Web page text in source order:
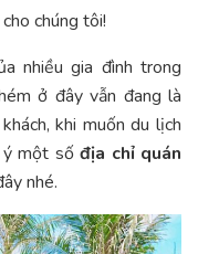
chúng tôi!
nhiều gia đình trong
ở đây vẫn đang là
khi muốn du lịch
ý một sốđịa chỉ quán
nhé.